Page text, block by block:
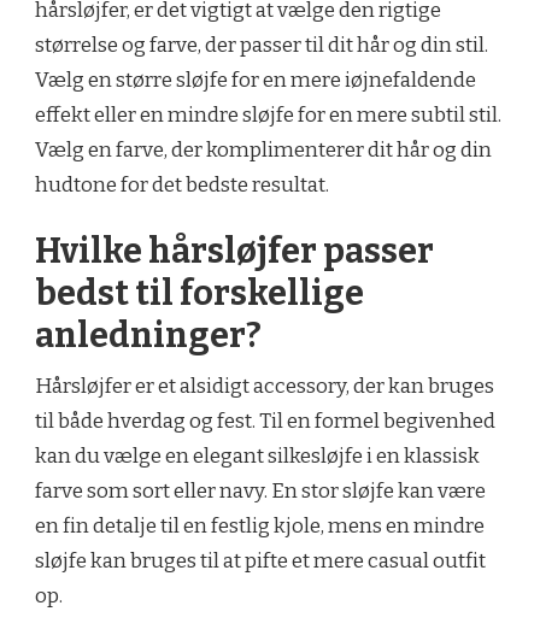
hårsløjfer, er det vigtigt at vælge den rigtige
størrelse og farve, der passer til dit hår og din stil.
Vælg en større sløjfe for en mere iøjnefaldende
effekt eller en mindre sløjfe for en mere subtil stil.
Vælg en farve, der komplimenterer dit hår og din
hudtone for det bedste resultat.
Hvilke hårsløjfer passer
bedst til forskellige
anledninger?
Hårsløjfer er et alsidigt accessory, der kan bruges
til både hverdag og fest. Til en formel begivenhed
kan du vælge en elegant silkesløjfe i en klassisk
farve som sort eller navy. En stor sløjfe kan være
en fin detalje til en festlig kjole, mens en mindre
sløjfe kan bruges til at pifte et mere casual outfit
op.